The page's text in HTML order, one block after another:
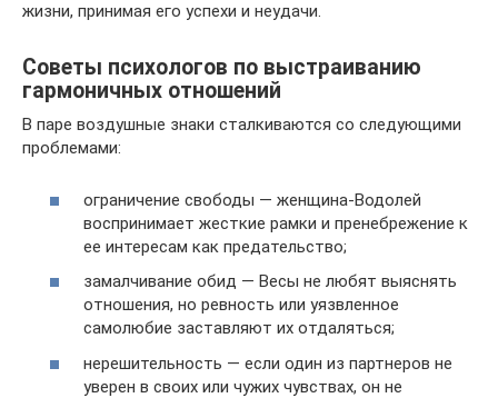
жизни, принимая его успехи и неудачи.
Советы психологов по выстраиванию
гармоничных отношений
В паре воздушные знаки сталкиваются со следующими
проблемами:
ограничение свободы — женщина-Водолей
воспринимает жесткие рамки и пренебрежение к
ее интересам как предательство;
замалчивание обид — Весы не любят выяснять
отношения, но ревность или уязвленное
самолюбие заставляют их отдаляться;
нерешительность — если один из партнеров не
уверен в своих или чужих чувствах, он не